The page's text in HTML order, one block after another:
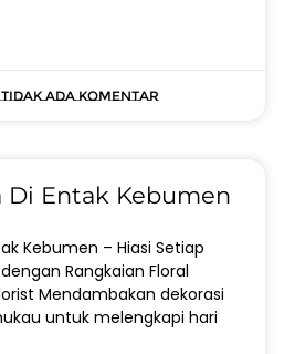
ada komentar
Di Entak Kebumen
Kebumen – Hiasi Setiap
Rangkaian Floral
Mendambakan dekorasi
untuk melengkapi hari